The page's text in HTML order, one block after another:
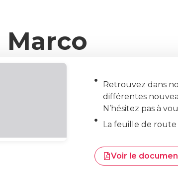
Marco
Retrouvez dans
différentes
N’hésitez pas à
La feuille de
Voir le